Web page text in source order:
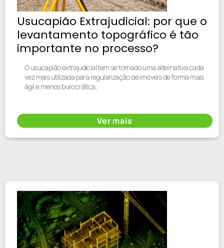
Usucapião Extrajudicial: por que o
levantamento topográfico é tão
importante no processo?
O usucapião extrajudicial tem se tornado uma alternativa cada
vez mais utilizada para regularização de imóveis de forma mais
ágil e menos burocrática.
Ver mais